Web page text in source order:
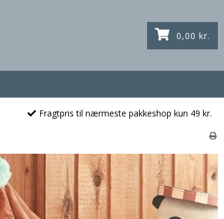
0,00 kr.
Fragtpris til nærmeste pakkeshop kun 49 kr.